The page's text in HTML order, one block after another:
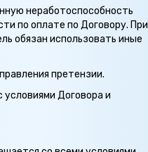
неработоспособность
по оплате по Договору. При
обязан использовать иные
претензии.
Договора и